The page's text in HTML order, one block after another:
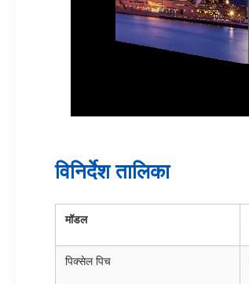
विनिर्देश तालिका
मॉडल
पिक्सेल पिच